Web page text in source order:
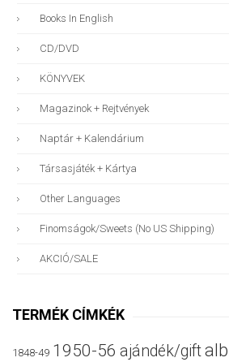
Books In English
CD/DVD
KÖNYVEK
Magazinok + Rejtvények
Naptár + Kalendárium
Társasjáték + Kártya
Other Languages
Finomságok/sweets (no US Shipping)
AKCIÓ/SALE
TERMÉK CÍMKÉK
1848-49 1950-56 ajándék/gift